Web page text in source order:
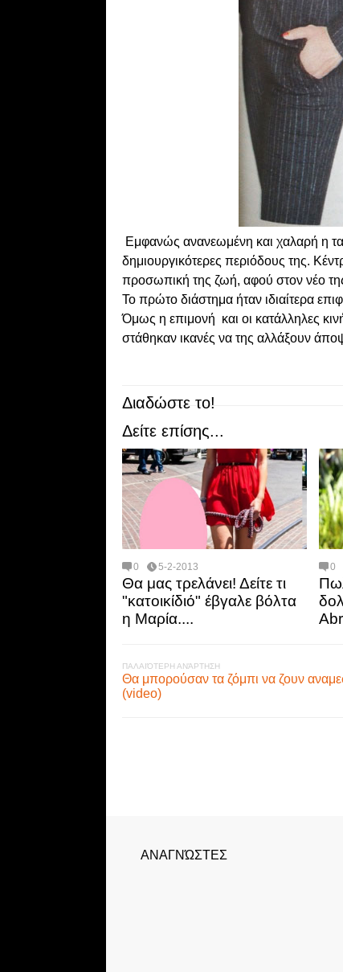
Εμφανώς ανανεωμένη και χαλαρή η
δημιουργικότερες περιόδους της.
προσωπική της ζωή, αφού στον νέο
Το πρώτο διάστημα ήταν ιδιαίτερα
Όμως η επιμονή και οι κατάλληλες
στάθηκαν ικανές να της αλλάξουν
Διαδώστε το!
Δείτε επίσης...
0 5-2-2013
Θα μας τρελάνει! Δείτε τι
"κατοικίδιό" έβγαλε βόλτα
η Μαρία....
0
ΠΑΛΑΙΌΤΕΡΗ ΑΝΆΡΤΗΣΗ
Θα μπορούσαν τα ζόμπι να ζουν
(video)
ΑΝΑΓΝΏΣΤΕΣ